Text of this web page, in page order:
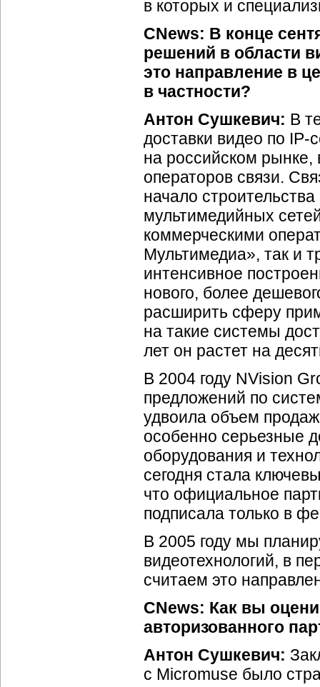
в которых и
CNews: В конце
решений в области
это направление в
в частности?
Антон Сушкевич: В
доставки видео по IP-
на российском
операторов связи.
начало
мультимедийных
коммерческими
Мультимедиа», так и
интенсивное
нового, более
расширить сферу
на такие системы
лет он растет на
В 2004 году NVision
предложений по
удвоила объем
особенно серьезные
оборудования и
сегодня стала
что официальное
подписала только в
В 2005 году мы
видеотехнологий, в
считаем это
CNews: Как вы
авторизованного
Антон Сушкевич:
с Micromuse было